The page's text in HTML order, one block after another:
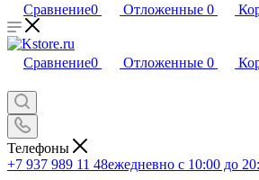
Сравнение0 Отложенные 0
Сравнение0 Отложенные 0
Телефоны
+7 937 989 11 48ежедневно с 10:00 до